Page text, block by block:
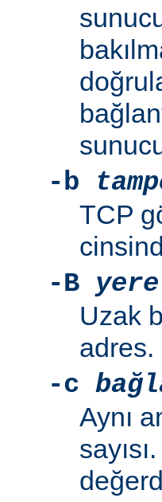
-b
TCP
-B
Uzak
adres.
-c
Aynı